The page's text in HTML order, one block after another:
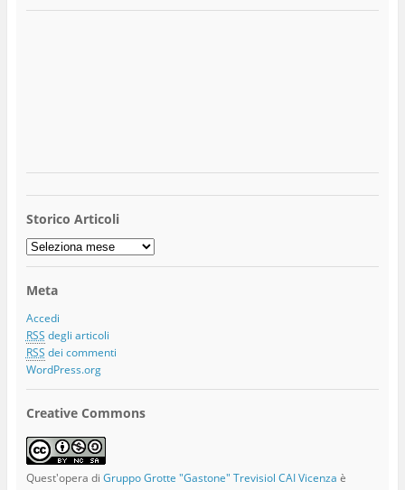
Storico Articoli
Storico
Articoli
Meta
Accedi
RSS degli articoli
RSS dei commenti
WordPress.org
Creative Commons
Quest'opera di Gruppo Grotte "Gastone" Trevisiol CAI Vicenza è